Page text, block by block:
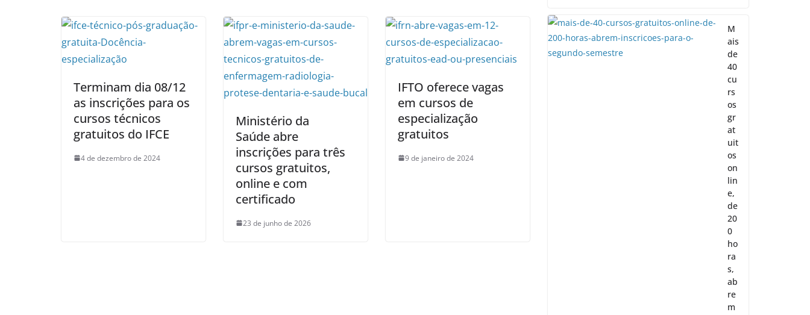
Terminam dia 08/12
as inscrições para os
cursos técnicos
gratuitos do IFCE
4 de dezembro de 2024
Ministério da
Saúde abre
inscrições para três
cursos gratuitos,
online e com
certificado
23 de junho de 2026
IFTO oferece vagas
em cursos de
especialização
gratuitos
9 de janeiro de 2024
M
ais
de
40
cu
rs
os
gr
at
uit
os
on
lin
e,
de
20
0
ho
ra
s,
ab
re
m